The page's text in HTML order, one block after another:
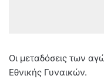
Οι μεταδόσεις των
Εθνικής Γυναικών.